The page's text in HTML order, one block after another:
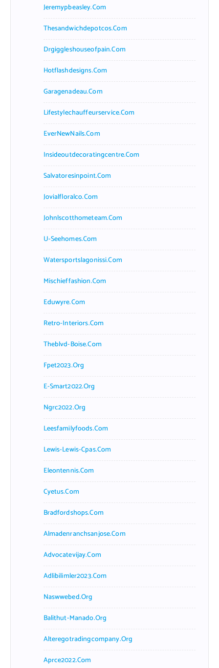
Jeremypbeasley.com
Thesandwichdepotcos.com
Drgiggleshouseofpain.com
Hotflashdesigns.com
Garagenadeau.com
Lifestylechauffeurservice.com
EverNewNails.com
Insideoutdecoratingcentre.com
Salvatoresinpoint.com
Jovialfloralco.com
Johnlscotthometeam.com
U-Seehomes.com
Watersportslagonissi.com
Mischieffashion.com
Eduwyre.com
Retro-Interiors.com
Theblvd-Boise.com
Fpet2023.org
E-Smart2022.org
Ngrc2022.org
Leesfamilyfoods.com
Lewis-Lewis-Cpas.com
Eleontennis.com
Cyetus.com
Bradfordshops.com
Almadenranchsanjose.com
Advocatevijay.com
Adlibilimler2023.com
Naswwebed.org
Balithut-Manado.org
Alteregotradingcompany.org
Aprce2022.com